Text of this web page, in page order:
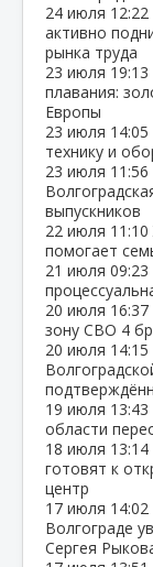
24 июля 12:22
активно
рынка труда
23 июля 19:13
плавания:
Европы
23 июля 14:05
технику и
23 июля 11:56
выпускников
22 июля 11:10
помогает
21 июля 09:23
20 июля 16:37
зону СВО 4
20 июля 14:15
19 июля 13:43
области
18 июля 13:14
готовят к
центр
17 июля 14:02
Волгограде
Сергея